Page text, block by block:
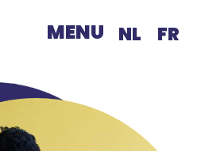
MENU NL FR